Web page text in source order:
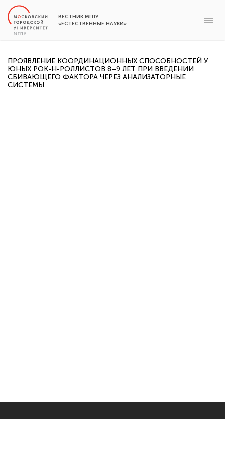
ВЕСТНИК МГПУ
«ЕСТЕСТВЕННЫЕ НАУКИ»
ПРОЯВЛЕНИЕ КООРДИНАЦИОННЫХ СПОСОБНОСТЕЙ У
ЮНЫХ РОК-Н-РОЛЛИСТОВ 8–9 ЛЕТ ПРИ ВВЕДЕНИИ
СБИВАЮЩЕГО ФАКТОРА ЧЕРЕЗ АНАЛИЗАТОРНЫЕ
СИСТЕМЫ